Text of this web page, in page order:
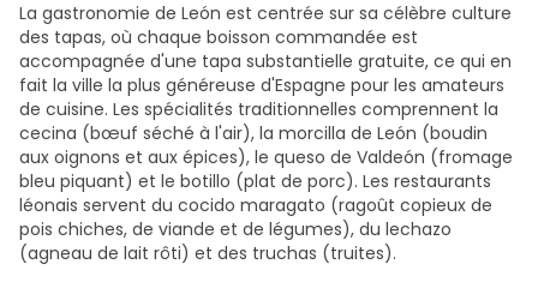
La gastronomie de León est centrée sur sa célèbre culture
des tapas, où chaque boisson commandée est
accompagnée d'une tapa substantielle gratuite, ce qui en
fait la ville la plus généreuse d'Espagne pour les amateurs
de cuisine. Les spécialités traditionnelles comprennent la
cecina (bœuf séché à l'air), la morcilla de León (boudin
aux oignons et aux épices), le queso de Valdeón (fromage
bleu piquant) et le botillo (plat de porc). Les restaurants
léonais servent du cocido maragato (ragoût copieux de
pois chiches, de viande et de légumes), du lechazo
(agneau de lait rôti) et des truchas (truites).